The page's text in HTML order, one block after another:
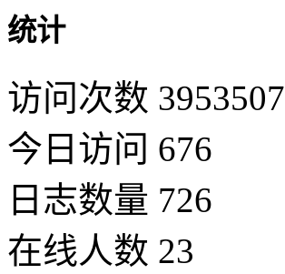
统计
访问次数 3953507
今日访问 676
日志数量 726
在线人数 23